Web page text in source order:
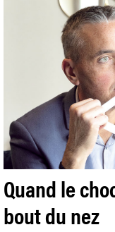
Quand le
bout du nez